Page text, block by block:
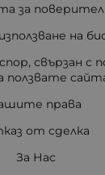
за
на
свързан с
ползвате
права
от сделка
За Нас